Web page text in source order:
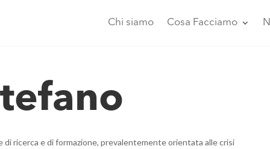
Chi siamo Cosa Facciamo
ricerca e di formazione, prevalentemente orientata alle crisi